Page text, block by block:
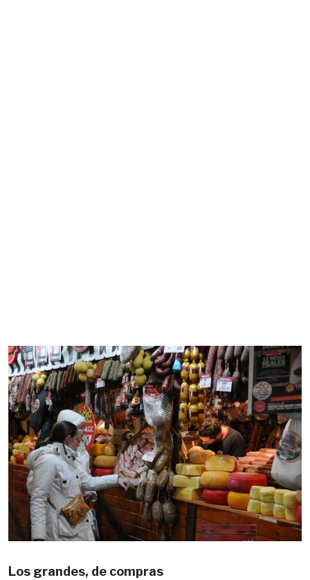
Los grandes, de compras